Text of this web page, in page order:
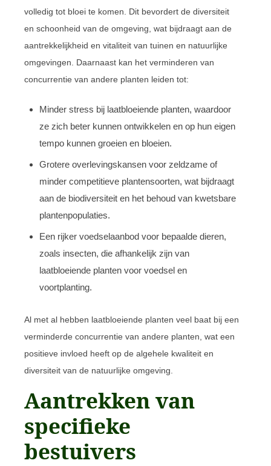
volledig tot bloei te komen. Dit bevordert de diversiteit
en schoonheid van de omgeving, wat bijdraagt aan de
aantrekkelijkheid en vitaliteit van tuinen en natuurlijke
omgevingen. Daarnaast kan het verminderen van
concurrentie van andere planten leiden tot:
Minder stress bij laatbloeiende planten, waardoor
ze zich beter kunnen ontwikkelen en op hun eigen
tempo kunnen groeien en bloeien.
Grotere overlevingskansen voor zeldzame of
minder competitieve plantensoorten, wat bijdraagt
aan de biodiversiteit en het behoud van kwetsbare
plantenpopulaties.
Een rijker voedselaanbod voor bepaalde dieren,
zoals insecten, die afhankelijk zijn van
laatbloeiende planten voor voedsel en
voortplanting.
Al met al hebben laatbloeiende planten veel baat bij een
verminderde concurrentie van andere planten, wat een
positieve invloed heeft op de algehele kwaliteit en
diversiteit van de natuurlijke omgeving.
Aantrekken van
specifieke
bestuivers